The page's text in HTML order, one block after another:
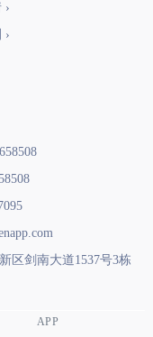
›
›
区剑南大道1537号3栋
APP